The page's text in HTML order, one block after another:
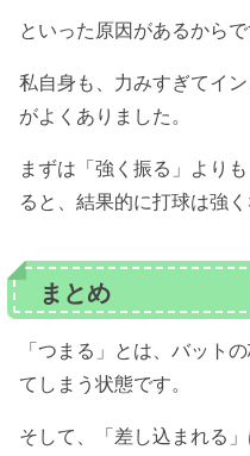
といった原因があるからで
私自身も、力みすぎてイ
がよくありました。
まずは「強く振る」より
ると、結果的に打球は強く
まとめ
「つまる」とは、バット
てしまう状態です。
そして、「差し込まれる